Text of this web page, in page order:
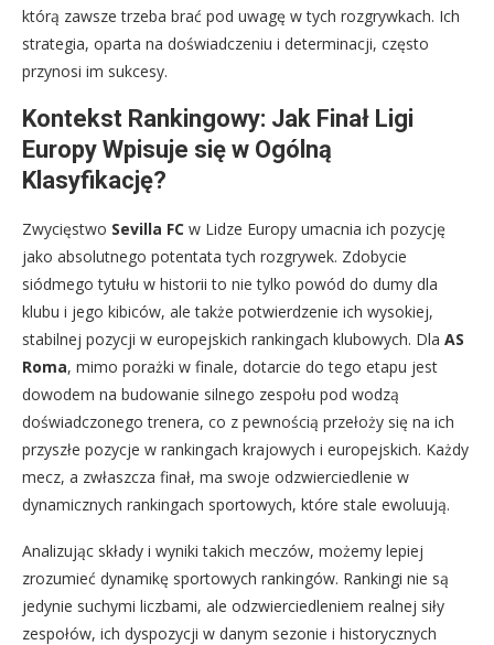
którą zawsze trzeba brać pod uwagę w tych rozgrywkach. Ich
strategia, oparta na doświadczeniu i determinacji, często
przynosi im sukcesy.
Kontekst Rankingowy: Jak Finał Ligi
Europy Wpisuje się w Ogólną
Klasyfikację?
Zwycięstwo Sevilla FC w Lidze Europy umacnia ich pozycję
jako absolutnego potentata tych rozgrywek. Zdobycie
siódmego tytułu w historii to nie tylko powód do dumy dla
klubu i jego kibiców, ale także potwierdzenie ich wysokiej,
stabilnej pozycji w europejskich rankingach klubowych. Dla AS
Roma, mimo porażki w finale, dotarcie do tego etapu jest
dowodem na budowanie silnego zespołu pod wodzą
doświadczonego trenera, co z pewnością przełoży się na ich
przyszłe pozycje w rankingach krajowych i europejskich. Każdy
mecz, a zwłaszcza finał, ma swoje odzwierciedlenie w
dynamicznych rankingach sportowych, które stale ewoluują.
Analizując składy i wyniki takich meczów, możemy lepiej
zrozumieć dynamikę sportowych rankingów. Rankingi nie są
jedynie suchymi liczbami, ale odzwierciedleniem realnej siły
zespołów, ich dyspozycji w danym sezonie i historycznych